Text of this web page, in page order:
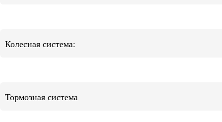
Колесная система:
Тормозная система